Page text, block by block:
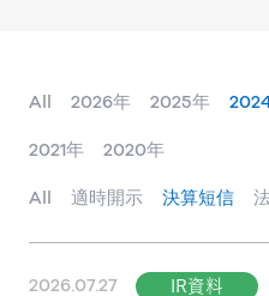
All 2026年 2025年
2021年 2020年
All 適時開示 決算短信
2026.07.27 IR資料